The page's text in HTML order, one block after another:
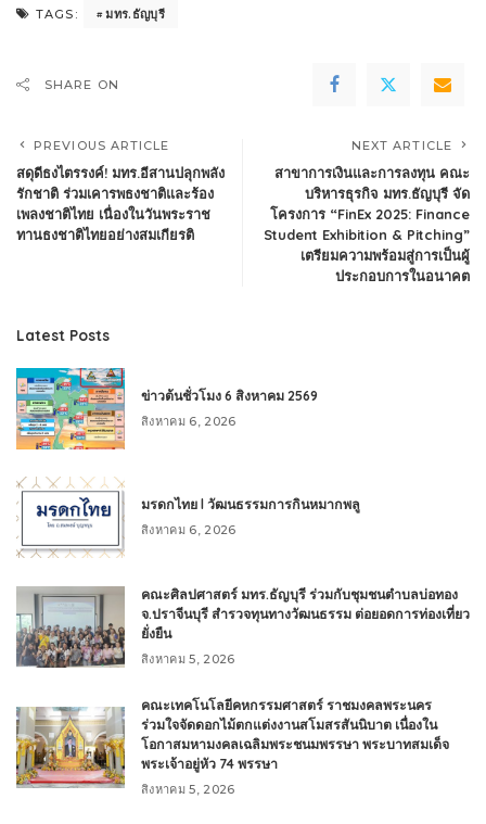
TAGS: มทร.ธัญบุรี
SHARE ON
PREVIOUS ARTICLE
สดุดีธงไตรรงค์! มทร.อีสานปลุกพลัง
รักชาติ ร่วมเคารพธงชาติและร้อง
เพลงชาติไทย เนื่องในวันพระราช
ทานธงชาติไทยอย่างสมเกียรติ
NEXT ARTICLE
สาขาการเงินและการลงทุน คณะ
บริหารธุรกิจ มทร.ธัญบุรี จัด
โครงการ “FinEx 2025: Finance
Student Exhibition & Pitching”
เตรียมความพร้อมสู่การเป็นผู้
ประกอบการในอนาคต
Latest Posts
ข่าวต้นชั่วโมง 6 สิงหาคม 2569
สิงหาคม 6, 2026
มรดกไทย l วัฒนธรรมการกินหมากพลู
สิงหาคม 6, 2026
คณะศิลปศาสตร์ มทร.ธัญบุรี ร่วมกับชุมชนตำบลบ่อทอง
จ.ปราจีนบุรี สำรวจทุนทางวัฒนธรรม ต่อยอดการท่องเที่ยว
ยั่งยืน
สิงหาคม 5, 2026
คณะเทคโนโลยีคหกรรมศาสตร์ ราชมงคลพระนคร
ร่วมใจจัดดอกไม้ตกแต่งงานสโมสรสันนิบาต เนื่องใน
โอกาสมหามงคลเฉลิมพระชนมพรรษา พระบาทสมเด็จ
พระเจ้าอยู่หัว 74 พรรษา
สิงหาคม 5, 2026